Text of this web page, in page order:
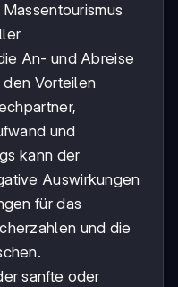
An- und Abreise
den Vorteilen
und
kann der
Auswirkungen
für das
und die
sanfte oder